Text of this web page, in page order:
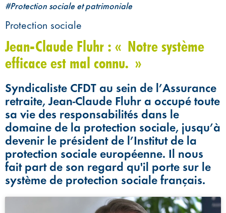
#Protection sociale et patrimoniale
Protection sociale
Jean-Claude Fluhr : « Notre système
efficace est mal connu. »
Syndicaliste CFDT au sein de l’Assurance
retraite, Jean-Claude Fluhr a occupé toute
sa vie des responsabilités dans le
domaine de la protection sociale, jusqu’à
devenir le président de l’Institut de la
protection sociale européenne. Il nous
fait part de son regard qu'il porte sur le
système de protection sociale français.